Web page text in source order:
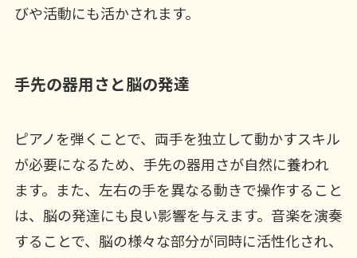
びや活動にも活かされます。
手先の器用さと脳の発達
ピアノを弾くことで、両手を独立して動かすスキル
が必要になるため、手先の器用さが自然に養われ
ます。また、左右の手を異なる動きで操作すること
は、脳の発達にも良い影響を与えます。音楽を演奏
することで、脳の様々な部分が同時に活性化され、